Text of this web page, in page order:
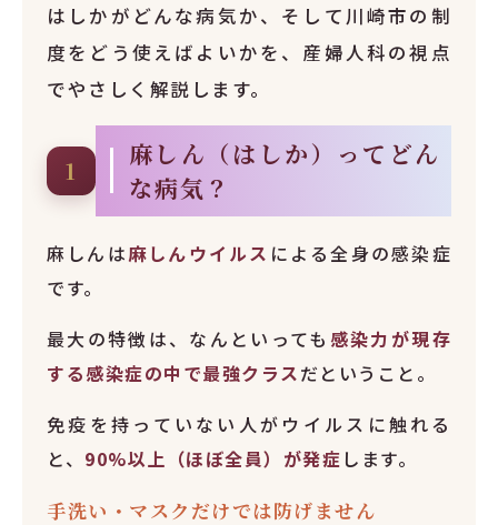
はしかがどんな病気か、そして川崎市の制
度をどう使えばよいかを、産婦人科の視点
でやさしく解説します。
1
麻しん（はしか）ってどん
な病気？
麻しんは麻しんウイルス による全身の感染症
です。
最大の特徴は、なんといっても 感染力が現存
する感染症の中で最強クラスだということ。
免疫を持っていない人がウイルスに触れる
と、 90%以上（ほぼ全員）が発症 します。
手洗い・マスクだけでは防げません